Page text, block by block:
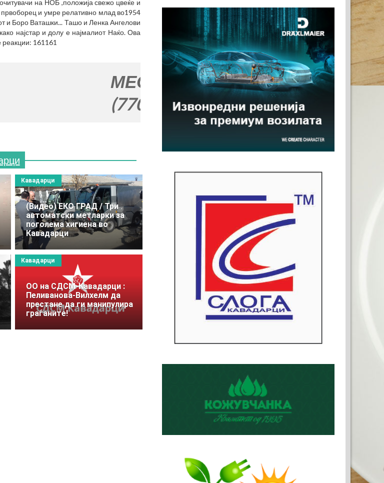
на НОБ ,положија свежо цвеќе и
и умре релативно млад во1954
и Боро Ваташки... Ташо и Ленка Ангелови
најстар и долу е најмалиот Наќо. Ова
реакции: 161161
МЕСТО ЗА ВАШАТА РЕКЛАМА
(770x120)
(Видео) EКО ГРАД / Три
автоматски метларки за
поголема хигиена во
Кавадарци
Кавадарци
OO на СДСМ-Кавадарци :
Пеливанова-Вилхелм да
престане да ги манипулира
граѓаните!
Кавадарци